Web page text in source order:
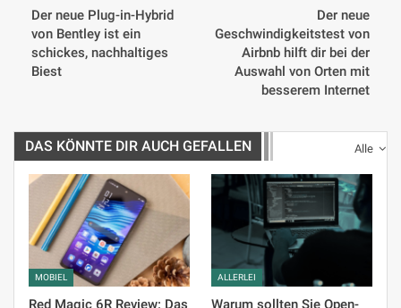
Der neue Plug-in-Hybrid
von Bentley ist ein
schickes, nachhaltiges
Biest
Der neue
Geschwindigkeitstest von
Airbnb hilft dir bei der
Auswahl von Orten mit
besserem Internet
Alle
DAS KÖNNTE DIR AUCH GEFALLEN
MOBIEL
Red Magic 6R Review: Das
ALLERLEI
Warum sollten Sie Open-